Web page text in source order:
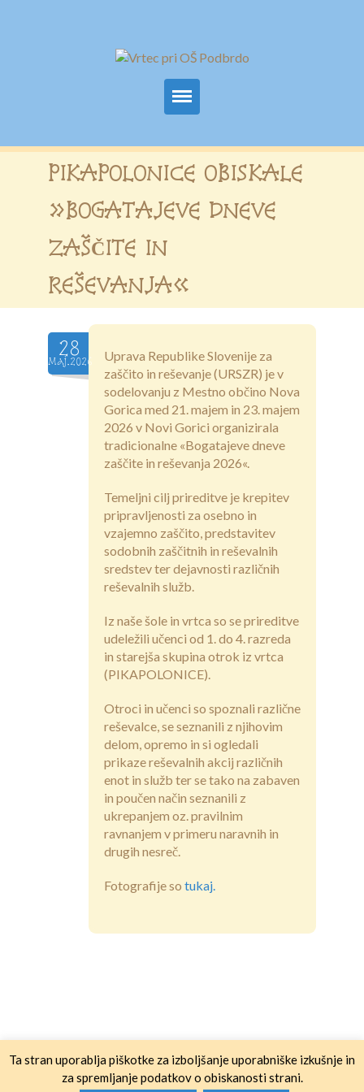
Domov
Za starše
Obrazci
Prehrana
Programi
Galerija
Povezave
PIKAPOLONICE OBISKALE
»BOGATAJEVE DNEVE
ZAŠČITE IN
REŠEVANJA«
28
Maj.2026
Uprava Republike Slovenije za
zaščito in reševanje (URSZR) je v
sodelovanju z Mestno občino Nova
Gorica med 21. majem in 23. majem
2026 v Novi Gorici organizirala
tradicionalne «Bogatajeve dneve
zaščite in reševanja 2026«.
Temeljni cilj prireditve je krepitev
pripravljenosti za osebno in
vzajemno zaščito, predstavitev
sodobnih zaščitnih in reševalnih
sredstev ter dejavnosti različnih
reševalnih služb.
Iz naše šole in vrtca so se prireditve
udeležili učenci od 1. do 4. razreda
in starejša skupina otrok iz vrtca
(PIKAPOLONICE).
Otroci in učenci so spoznali različne
reševalce, se seznanili z njihovim
delom, opremo in si ogledali
prikaze reševalnih akcij različnih
enot in služb ter se tako na zabaven
in poučen način seznanili z
ukrepanjem oz. pravilnim
ravnanjem v primeru naravnih in
drugih nesreč.
Fotografije so tukaj.
Ta stran uporablja piškotke za izboljšanje uporabniške izkušnje in
za spremljanje podatkov o obiskanosti strani.